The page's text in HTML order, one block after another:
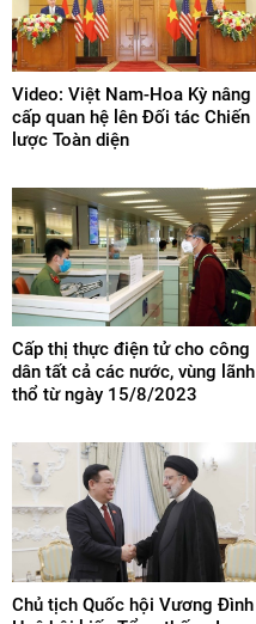
Video: Việt Nam-Hoa Kỳ nâng
cấp quan hệ lên Đối tác Chiến
lược Toàn diện
Cấp thị thực điện tử cho công
dân tất cả các nước, vùng lãnh
thổ từ ngày 15/8/2023
Chủ tịch Quốc hội Vương Đình